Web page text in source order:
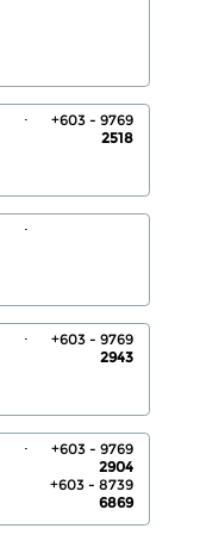
.
+603 - 9769
2518
.
.
+603 - 9769
2943
.
+603 - 9769
2904
+603 - 8739
6869